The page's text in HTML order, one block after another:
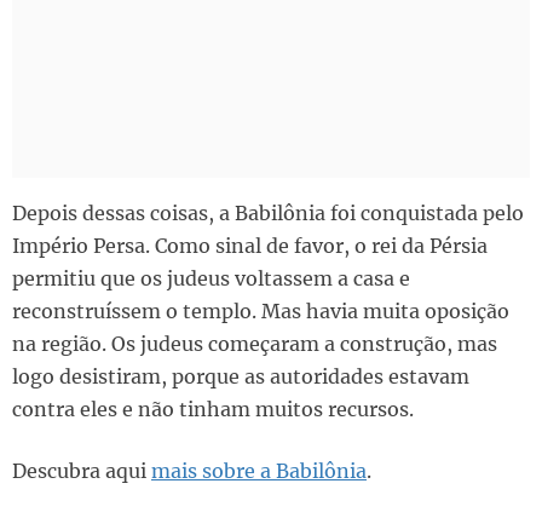
Depois dessas coisas, a Babilônia foi conquistada pelo
Império Persa. Como sinal de favor, o rei da Pérsia
permitiu que os judeus voltassem a casa e
reconstruíssem o templo. Mas havia muita oposição
na região. Os judeus começaram a construção, mas
logo desistiram, porque as autoridades estavam
contra eles e não tinham muitos recursos.
Descubra aqui mais sobre a Babilônia.